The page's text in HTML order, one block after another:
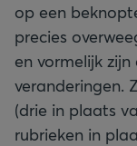
op een
precies
en vormelijk
veranderingen.
(drie in plaats
rubrieken in